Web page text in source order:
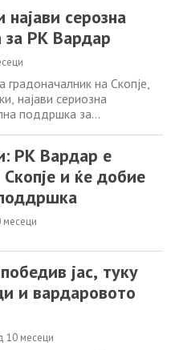
дека РК Вардар своите
во реновираната сала
дом на клубот,
– црните“ долги
најави серозна
РК Вардар
градоначалник на Скопје,
најави сериозна
поддршка за
следната година. „Да
Скопје! Честитки момци и
Во мене секогаш ќе
и пријател,“ изјави
потенцира дека Вардар е
традиција
РК Вардар е
и ќе добие
месеци
јас, туку
и вардаровото
10 месеци